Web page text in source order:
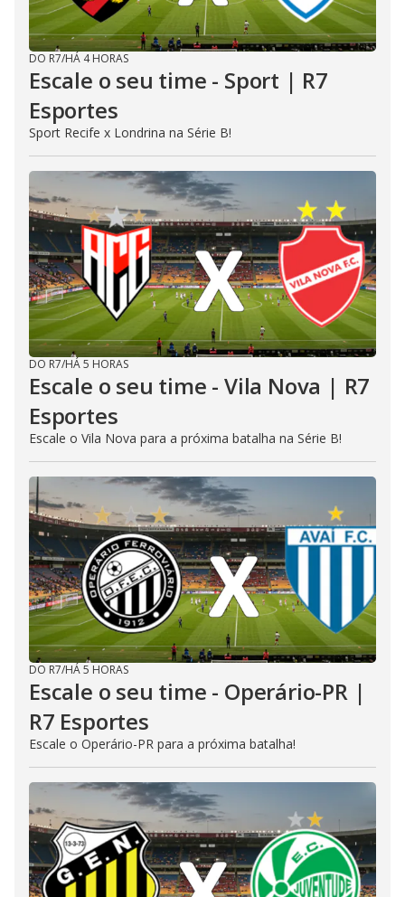
DO R7/HÁ 4 HORAS
Escale o seu time - Sport | R7
Esportes
Sport Recife x Londrina na Série B!
DO R7/HÁ 5 HORAS
Escale o seu time - Vila Nova | R7
Esportes
Escale o Vila Nova para a próxima batalha na Série B!
DO R7/HÁ 5 HORAS
Escale o seu time - Operário-PR |
R7 Esportes
Escale o Operário-PR para a próxima batalha!